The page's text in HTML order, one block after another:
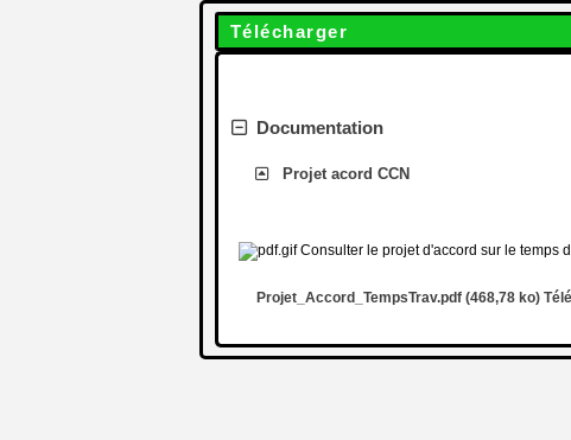
Télécharger
Documentation
Projet acord CCN
Consulter le projet d'accord sur le temps
Projet_Accord_TempsTrav.pdf (468,78 ko)